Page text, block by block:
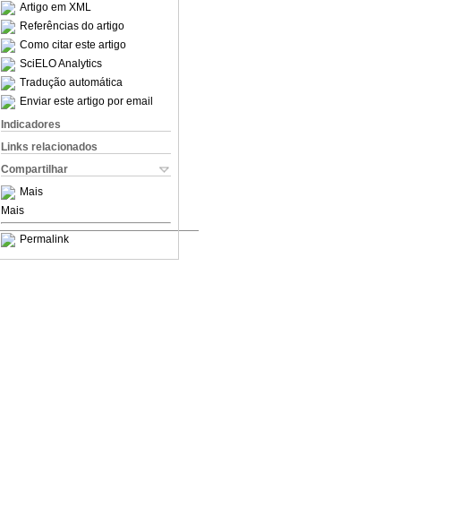
Artigo em XML
Referências do artigo
Como citar este artigo
SciELO Analytics
Tradução automática
Enviar este artigo por email
Indicadores
Links relacionados
Compartilhar
Mais
Mais
Permalink